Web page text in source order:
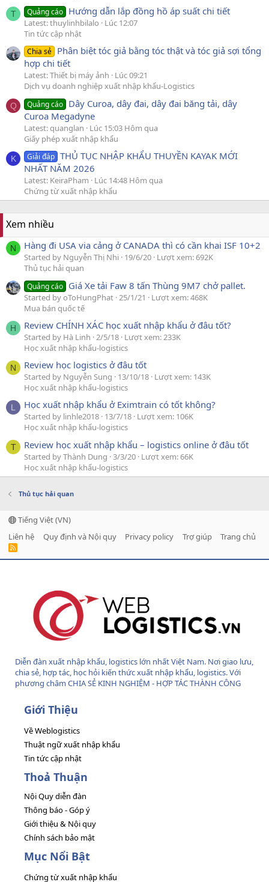
T Quảng cáo Hướng dẫn lắp đồng hồ áp suất chi tiết
Latest: thuylinhbilalo
Lúc 12:07
Tin tức cập nhật
Chia sẻ Phân biệt tóc giả bằng tóc thật và tóc giả sợi tổng
hợp chi tiết
Latest: Thiết bị máy ảnh
Lúc 09:21
Dịch vụ doanh nghiệp xuất nhập khẩu-Logistics
Q Quảng cáo Dây Curoa, dây đai, dây đai băng tải, dây
Curoa Megadyne
Latest: quanglan
Lúc 15:03 Hôm qua
Giấy phép xuất nhập khẩu
K Giải đáp THỦ TỤC NHẬP KHẨU THUYỀN KAYAK MỚI
NHẤT NĂM 2026
Latest: KeiraPham
Lúc 14:48 Hôm qua
Chứng từ xuất nhập khẩu
Xem nhiều
N Hàng đi USA via cảng ở CANADA thì có cần khai ISF 10+2
Started by Nguyễn Thị Nhi 19/6/20 Lượt xem: 692K
Thủ tục hải quan
Quảng cáo Giá Xe tải Faw 8 tấn Thùng 9M7 chở pallet.
Started by oToHungPhat 25/1/21
Lượt xem: 468K
Mua bán quốc tế
H Review CHÍNH XÁC học xuất nhập khẩu ở đâu tốt?
Started by Hà Linh 2/5/18 Lượt xem: 233K
Học xuất nhập khẩu-logistics
N Review học logistics ở đâu tốt
Started by Nguyễn Sung 13/10/18 Lượt xem: 143K
Học xuất nhập khẩu-logistics
L Học xuất nhập khẩu ở Eximtrain có tốt không?
Started by linhle2018 13/7/18 Lượt xem: 106K
Học xuất nhập khẩu-logistics
T Review học xuất nhập khẩu – logistics online ở đâu tốt
Started by Thành Dung 3/3/20 Lượt xem: 66K
Học xuất nhập khẩu-logistics
Thủ tục hải quan
Tiếng Việt (VN)
Liên hệ
Quy định và Nội quy Privacy policy Trợ giúp Trang chủ
R
Diễn đàn xuất nhập khẩu, logistics lớn nhất Việt Nam. Nơi giao lưu,
chia sẻ, hợp tác, học hỏi kiến thức xuất nhập khẩu, logistics. Với
phương châm CHIA SẺ KINH NGHIỆM - HỢP TÁC THÀNH CÔNG
Giới Thiệu
Về Weblogistics
Thuật ngữ xuất nhập khẩu
Tin tức cập nhật
Thoả Thuận
Nội Quy diễn đàn
Thông báo - Góp ý
Giới thiệu & Nội quy
Chính sách bảo mật
Mục Nổi Bật
Chứng từ xuất nhập khẩu